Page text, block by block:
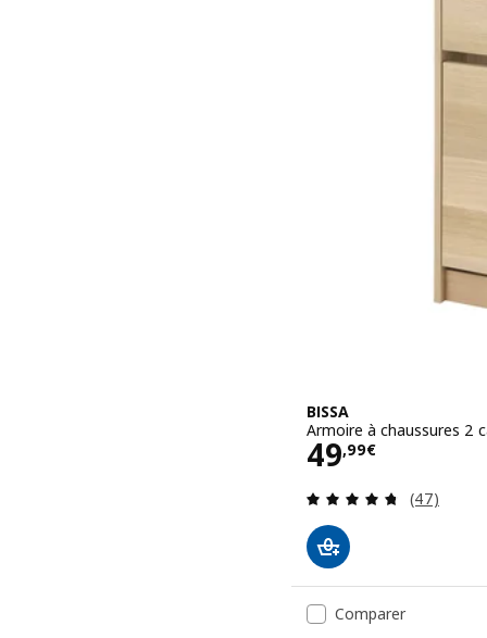
BISSA
Armoire à chaussures 2
49,99€
Prix 49,99€
(47)
Comparer